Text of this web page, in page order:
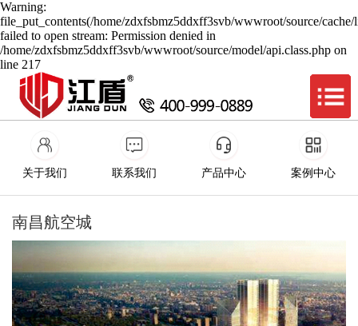
Warning:
file_put_contents(/home/zdxfsbmz5ddxff3svb/wwwroot/source/cache/
failed to open stream: Permission denied in
/home/zdxfsbmz5ddxff3svb/wwwroot/source/model/api.class.php on
line 217
关于我们 联系我们 产品中心 案例中心
南昌航空城